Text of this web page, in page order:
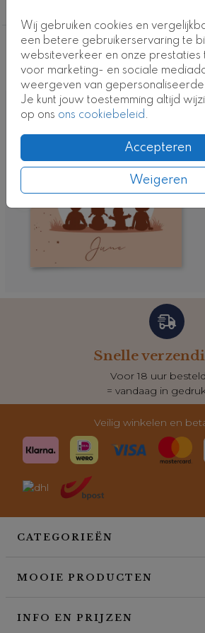
Wij gebruiken cookies en
een betere gebruikerservaring te
websiteverkeer en onze prestaties
voor marketing- en sociale
weergeven van
Je kunt jouw toestemming altijd
op ons ons cookiebeleid.
Accepteren
Weigeren
Deze ontwerpen vind je
leuk
Kaart
Snelle
Voor 18 uur besteld
= vandaag in
Veilig winkelen en
CATEGORIEËN
MOOIE PRODUCTEN
INFO EN PRIJZEN